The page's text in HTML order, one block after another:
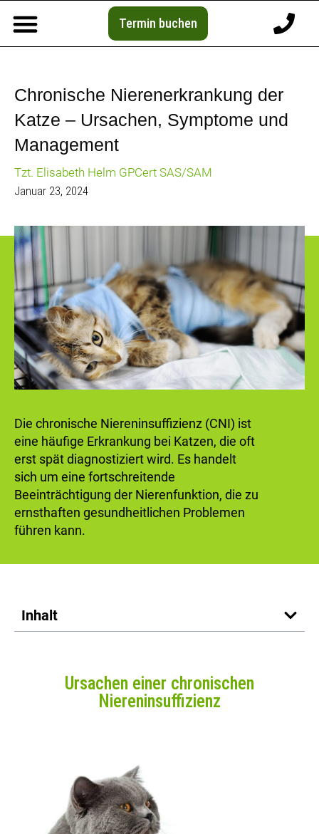
Termin buchen
Chronische Nierenerkrankung der
Katze – Ursachen, Symptome und
Management
Tzt. Elisabeth Helm GPCert SAS/SAM
Januar 23, 2024
Die chronische Niereninsuffizienz (CNI) ist
eine häufige Erkrankung bei Katzen, die oft
erst spät diagnostiziert wird. Es handelt
sich um eine fortschreitende
Beeinträchtigung der Nierenfunktion, die zu
ernsthaften gesundheitlichen Problemen
führen kann.
Inhalt
Ursachen einer chronischen
Niereninsuffizienz